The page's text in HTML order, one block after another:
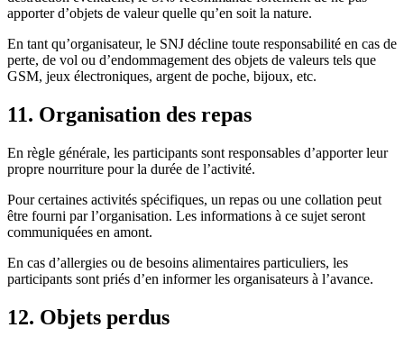
apporter d’objets de valeur quelle qu’en soit la nature.
En tant qu’organisateur, le SNJ décline toute responsabilité en cas de
perte, de vol ou d’endommagement des objets de valeurs tels que
GSM, jeux électroniques, argent de poche, bijoux, etc.
11. Organisation des repas
En règle générale, les participants sont responsables d’apporter leur
propre nourriture pour la durée de l’activité.
Pour certaines activités spécifiques, un repas ou une collation peut
être fourni par l’organisation. Les informations à ce sujet seront
communiquées en amont.
En cas d’allergies ou de besoins alimentaires particuliers, les
participants sont priés d’en informer les organisateurs à l’avance.
12. Objets perdus